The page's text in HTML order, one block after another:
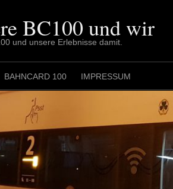
BC100 und wir
und unsere Erlebnisse damit.
BAHNCARD 100 IMPRESSUM